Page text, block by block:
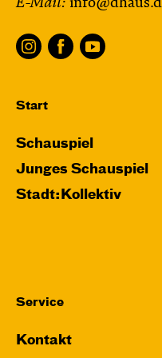
und Anne-Kathrin
Choreografie:
Central 2
Mi, 21.10. /
Regie: Philipp
Central 1
E-Mail:
Start
Schauspiel
Junges Schauspiel
Stadt:Kollektiv
Service
Kontakt